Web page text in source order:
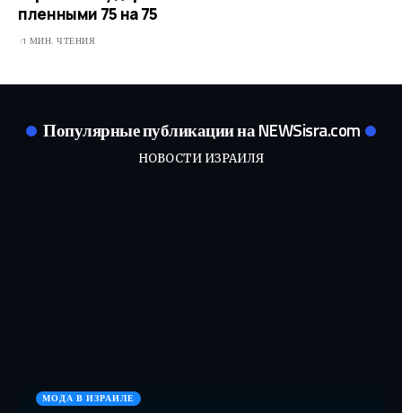
пленными 75 на 75
1 МИН. ЧТЕНИЯ
Популярные публикации на NEWSisra.com
НОВОСТИ ИЗРАИЛЯ
МОДА В ИЗРАИЛЕ